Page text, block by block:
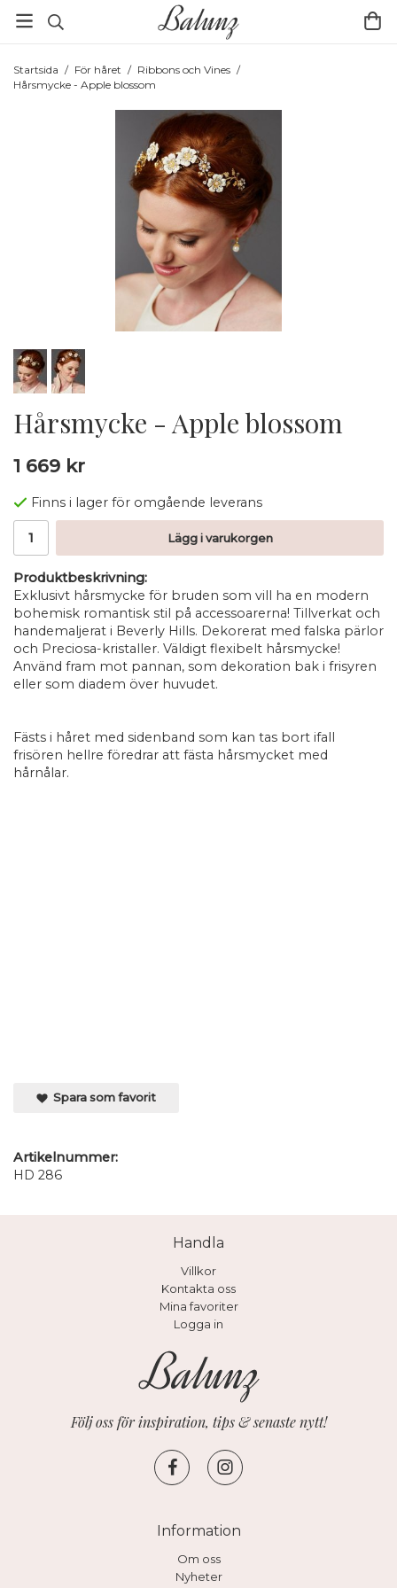
Startsida / För håret / Ribbons och Vines /
Hårsmycke - Apple blossom
Hårsmycke - Apple blossom
1 669 kr
Finns i lager för omgående leverans
Lägg i varukorgen
Produktbeskrivning:
Exklusivt hårsmycke för bruden som vill ha en modern
bohemisk romantisk stil på accessoarerna! Tillverkat och
handemaljerat i Beverly Hills. Dekorerat med falska pärlor
och Preciosa-kristaller. Väldigt flexibelt hårsmycke!
Använd fram mot pannan, som dekoration bak i frisyren
eller som diadem över huvudet.
Fästs i håret med sidenband som kan tas bort ifall
frisören hellre föredrar att fästa hårsmycket med
hårnålar.
Spara som favorit
Artikelnummer:
HD 286
Handla
Villkor
Kontakta oss
Mina favoriter
Logga in
Följ oss för inspiration, tips & senaste nytt!
Information
Om oss
Nyheter